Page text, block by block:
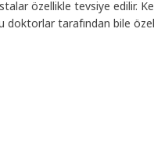
özellikle tevsiye edilir.
doktorlar tarafından bile